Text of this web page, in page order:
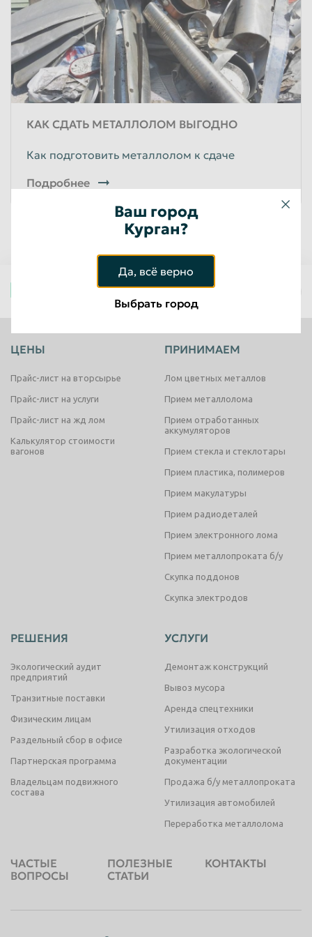
Пенза Пермь
Петрозаводск Петропавловск-Камчатский
Подольск Прокопьевск
Псков Ростов-на-Дону
Саратов Севастополь
Симферополь
Сочи
Сургут
Сыктывкар
Таганрог Тамбов
Томск Тула
Уссурийск
Уфа Хабаровск
Шахты
Энгельс
Якутск
КАК СДАТЬ МЕТАЛЛОЛОМ ВЫГОДНО
Как подготовить металлолом к сдаче
Подробнее
Курган
ЦЕНЫ
Прайс-лист на вторсырье
Прайс-лист на услуги
Прайс-лист на жд лом
Калькулятор стоимости
вагонов
ПРИНИМАЕМ
Лом цветных металлов
Прием металлолома
Прием отработанных
аккумуляторов
Прием стекла и стеклотары
Прием пластика, полимеров
Прием макулатуры
Прием радиодеталей
Прием электронного лома
Прием металлопроката б/у
Скупка поддонов
Скупка электродов
РЕШЕНИЯ
Экологический аудит
предприятий
Транзитные поставки
Физическим лицам
Раздельный сбор в офисе
Партнерская программа
Владельцам подвижного
состава
УСЛУГИ
Демонтаж конструкций
Вывоз мусора
Аренда спецтехники
Утилизация отходов
Разработка экологической
документации
Продажа б/у металлопроката
Утилизация автомобилей
Переработка металлолома
ЧАСТЫЕ
ВОПРОСЫ
ПОЛЕЗНЫЕ
СТАТЬИ
КОНТАКТЫ
Ваш город
Курган?
Да, всё верно
Выбрать город